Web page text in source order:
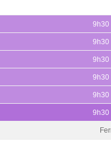
9h30
9h30
9h30
9h30
9h30
9h30